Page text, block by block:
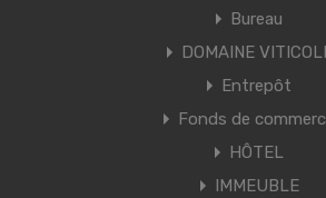
Bureau
DOMAINE
Entrepôt
Fonds de
HÔTEL
IMMEUBLE